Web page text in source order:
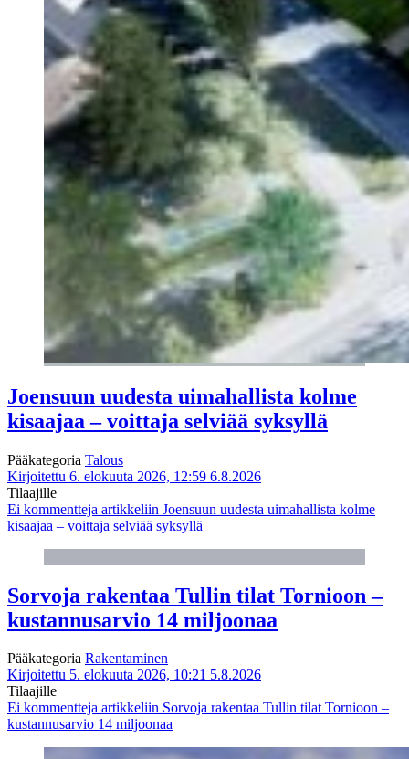
Joensuun uudesta uimahallista kolme
kisaajaa – voittaja selviää syksyllä
Pääkategoria Talous
Kirjoitettu 6. elokuuta 2026, 12:59 6.8.2026
Tilaajille
Ei kommentteja artikkeliin Joensuun uudesta uimahallista kolme
kisaajaa – voittaja selviää syksyllä
Sorvoja rakentaa Tullin tilat Tornioon –
kustannusarvio 14 miljoonaa
Pääkategoria Rakentaminen
Kirjoitettu 5. elokuuta 2026, 10:21 5.8.2026
Tilaajille
Ei kommentteja artikkeliin Sorvoja rakentaa Tullin tilat Tornioon –
kustannusarvio 14 miljoonaa